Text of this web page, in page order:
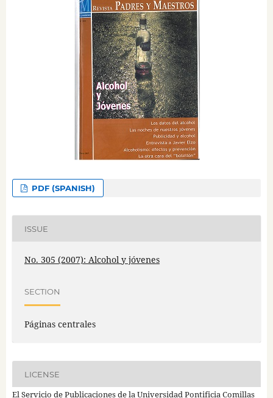
PDF (SPANISH)
ISSUE
No. 305 (2007): Alcohol y jóvenes
SECTION
Páginas centrales
LICENSE
El Servicio de Publicaciones de la Universidad Pontificia Comillas